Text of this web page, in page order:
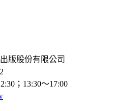
版股份有限公司
；13:30～17:00